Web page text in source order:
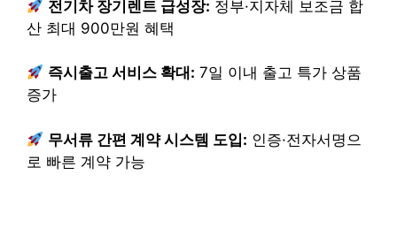
전기차 장기렌트 급성장: 정부·지자체 보조금 합
산 최대 900만원 혜택
즉시출고 서비스 확대: 7일 이내 출고 특가 상품
증가
무서류 간편 계약 시스템 도입: 인증·전자서명으
로 빠른 계약 가능